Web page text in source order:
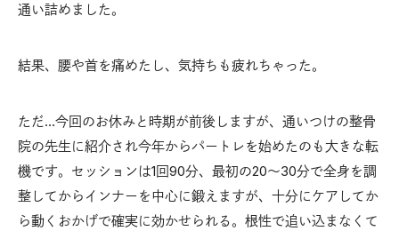
通い詰めました。
結果、腰や首を痛めたし、気持ちも疲れちゃった。
ただ…今回のお休みと時期が前後しますが、通いつけの整骨
院の先生に紹介され今年からパートレを始めたのも大きな転
機です。セッションは1回90分、最初の20〜30分で全身を調
整してからインナーを中心に鍛えますが、十分にケアしてか
ら動くおかげで確実に効かせられる。根性で追い込まなくて